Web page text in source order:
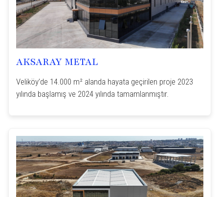
AKSARAY METAL
Veliköy’de 14.000 m² alanda hayata geçirilen proje 2023
yılında başlamış ve 2024 yılında tamamlanmıştır.